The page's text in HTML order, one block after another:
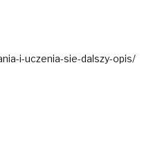
i-uczenia-sie-dalszy-opis/